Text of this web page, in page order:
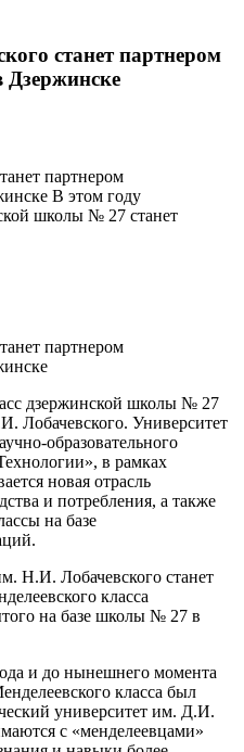
станет партнером
Дзержинске
партнером
В этом году
школы № 27 станет
партнером
дзержинской школы № 27
Лобачевского. Университет
образовательного
в рамках
новая отрасль
и потребления, а также
на базе
Н.И. Лобачевского станет
класса
на базе школы № 27 в
и до нынешнего момента
класса был
университет им. Д.И.
с «менделеевцами»